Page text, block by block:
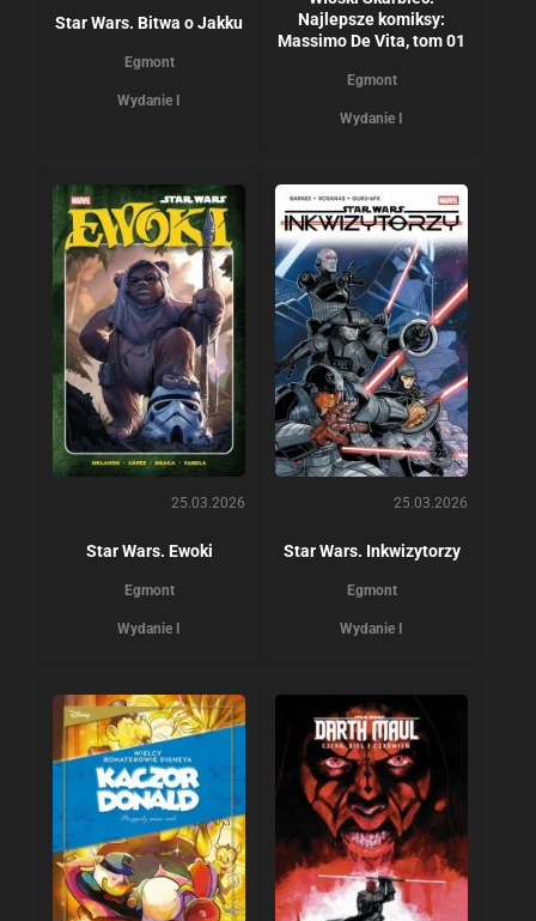
Star Wars. Bitwa o Jakku
Egmont
Wydanie I
Najlepsze komiksy:
Massimo De Vita, tom 01
Egmont
Wydanie I
25.03.2026
Star Wars. Ewoki
Egmont
Wydanie I
25.03.2026
Star Wars. Inkwizytorzy
Egmont
Wydanie I